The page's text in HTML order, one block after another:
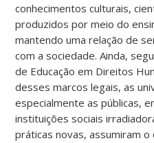
conhecimentos culturais,
produzidos por meio do
mantendo uma relação de
com a sociedade. Ainda,
de Educação em Direitos
desses marcos legais, as
especialmente as públicas,
instituições sociais
práticas novas, assumiram